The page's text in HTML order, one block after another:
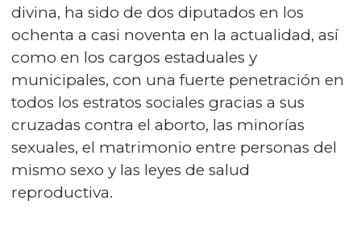
divina, ha sido de dos diputados en los
ochenta a casi noventa en la actualidad, así
como en los cargos estaduales y
municipales, con una fuerte penetración en
todos los estratos sociales gracias a sus
cruzadas contra el aborto, las minorías
sexuales, el matrimonio entre personas del
mismo sexo y las leyes de salud
reproductiva.